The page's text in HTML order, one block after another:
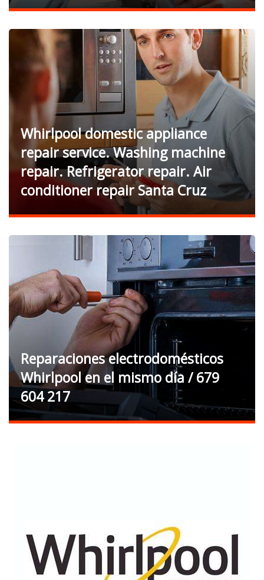
Whirlpool domestic appliance
repair service. Washing machine
repair. Refrigerator repair. Air
conditioner repair Santa Cruz
Reparaciones electrodomésticos
Whirlpool en el mismo día / 679
604 217